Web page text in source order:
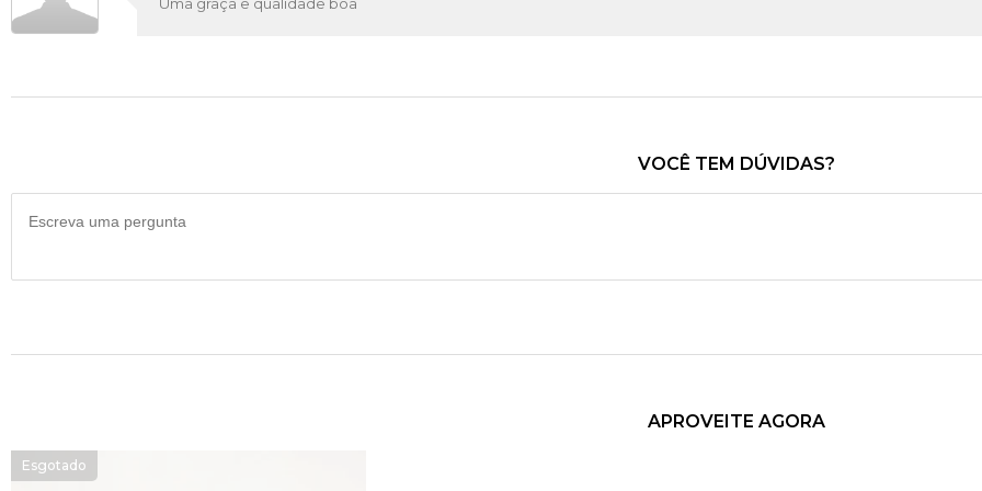
VOCÊ TEM DÚVIDAS?
APROVEITE AGORA